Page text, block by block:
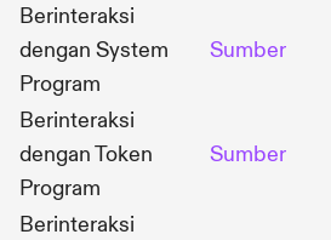
Berinteraksi
dengan System
Program
Sumber
Berinteraksi
dengan Token
Program
Sumber
Berinteraksi